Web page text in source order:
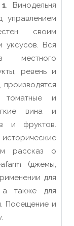
. Винодельня
управлением
своим
уксусов. Вся
местного
, ревень и
производятся
томатные и
вина и
и фруктов.
рассказ о
(джемы,
для
также для
. Посещение и